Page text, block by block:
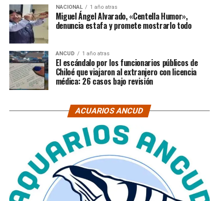
NACIONAL 1 año atras
Miguel Ángel Alvarado, «Centella Humor»,
denuncia estafa y promete mostrarlo todo
ANCUD 1 año atras
El escándalo por los funcionarios públicos de
Chiloé que viajaron al extranjero con licencia
médica: 26 casos bajo revisión
ACUARIOS ANCUD